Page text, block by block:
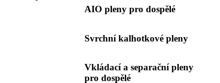
AIO pleny pro dospělé
Svrchní kalhotkové pleny
Vkládací a separační pleny
pro dospělé